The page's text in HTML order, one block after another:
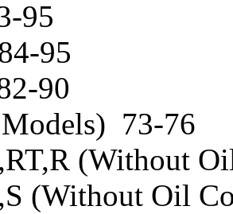
95
95
90
73-76
(Without
(Without Oil